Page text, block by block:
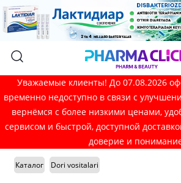
Уважаемые клиенты! До 07.08.2026
временно недоступно в связи с
вернёмся с более низкими ценами,
сервисом и быстрой, доступной
доверие и
Каталог Dori vositalari